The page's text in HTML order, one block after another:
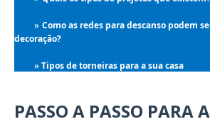
» Como as redes para descanso podem
decoração?
» Tipos de torneiras para a sua casa
PASSO A PASSO PARA